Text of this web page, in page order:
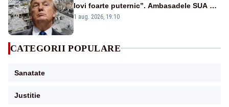
lovi foarte puternic”. Ambasadele SUA din
Orientul Mijlociu le cer americanilor să
1 aug. 2026, 19:10
CATEGORII POPULARE
Sanatate
Justitie